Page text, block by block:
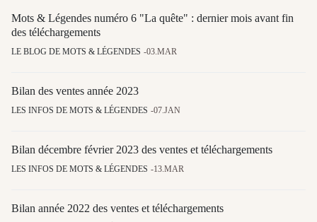
Mots & Légendes numéro 6 "La quête" : dernier mois avant fin
des téléchargements
LE BLOG DE MOTS & LÉGENDES 03.MAR
Bilan des ventes année 2023
LES INFOS DE MOTS & LÉGENDES 07.JAN
Bilan décembre février 2023 des ventes et téléchargements
LES INFOS DE MOTS & LÉGENDES 13.MAR
Bilan année 2022 des ventes et téléchargements